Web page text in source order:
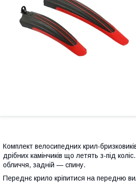
Комплект велосипедних крил-
дрібних камінчиків що летять з-під
обличчя, задній — спину.
Переднє крило кріпитися на передню